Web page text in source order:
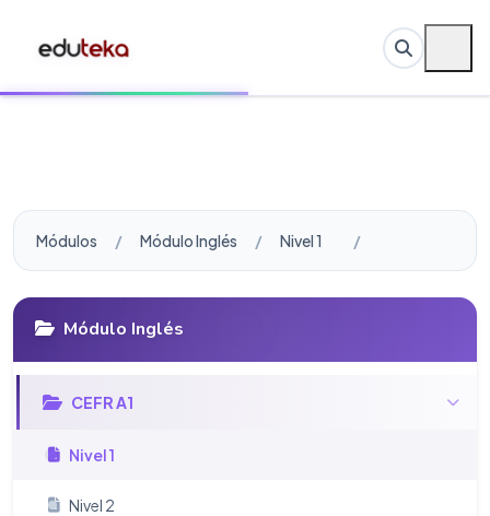
Módulos Módulo Inglés Nivel 1
Módulo Inglés
CEFR A1
Nivel 1
Nivel 2